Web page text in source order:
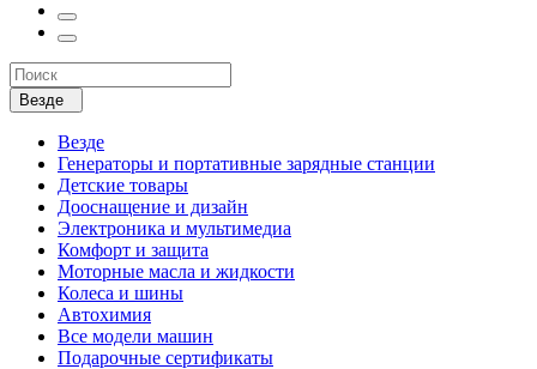
Везде
Везде
Генераторы и портативные зарядные станции
Детские товары
Дооснащение и дизайн
Электроника и мультимедиа
Комфорт и защита
Моторные масла и жидкости
Колеса и шины
Автохимия
Все модели машин
Подарочные сертификаты